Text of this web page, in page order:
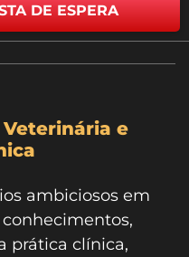
DE ESPERA
e
ambiciosos em
prática clínica,